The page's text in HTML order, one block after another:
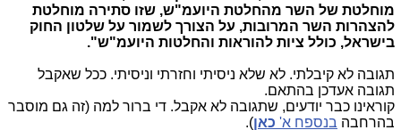
מוחלטת של השר מהחלטת היועמ"ש, שזו סתירה מוחלטת
להצהרות השר המרובות, על הצורך לשמור על שלטון החוק
בישראל, כולל ציות להוראות והחלטות היועמ"ש".
תגובה לא קיבלתי. לא שלא ניסיתי וחזרתי וניסיתי. ככל שאקבל
תגובה אעדכן בהתאם.
קוראינו כבר יודעים, שתגובה לא אקבל. די ברור למה (זה גם מוסבר
בהרחבה בנספח א' כאן).